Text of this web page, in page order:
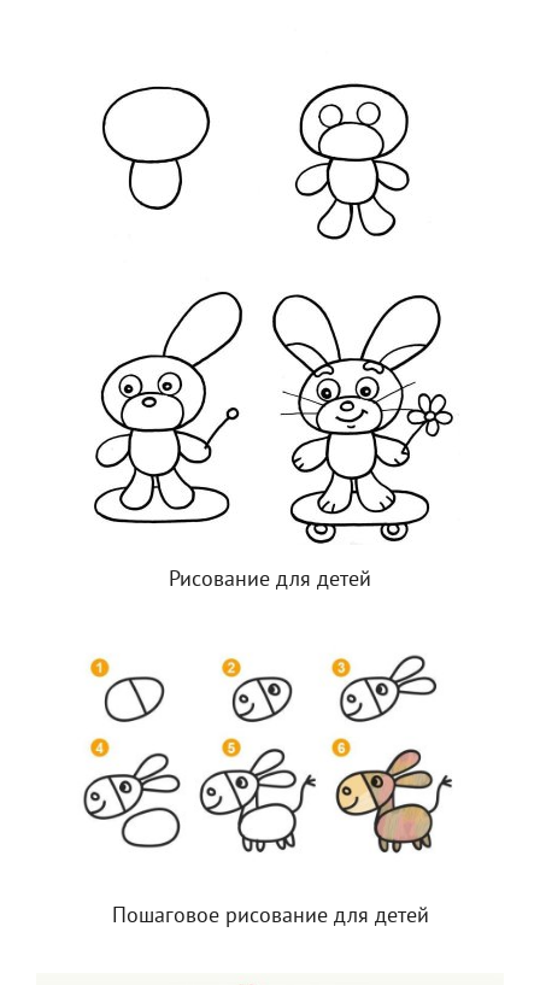
Рисование для детей
Пошаговое рисование для детей